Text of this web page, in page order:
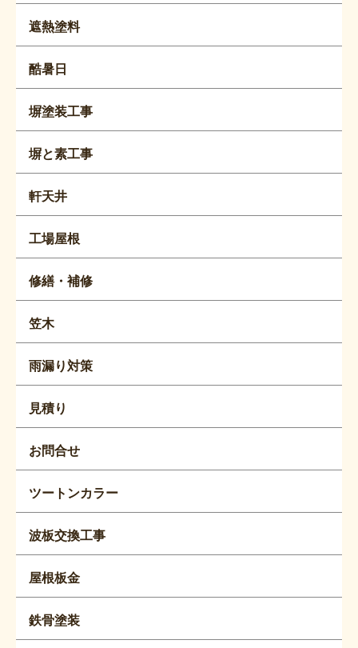
遮熱塗料
酷暑日
塀塗装工事
塀と素工事
軒天井
工場屋根
修繕・補修
笠木
雨漏り対策
見積り
お問合せ
ツートンカラー
波板交換工事
屋根板金
鉄骨塗装